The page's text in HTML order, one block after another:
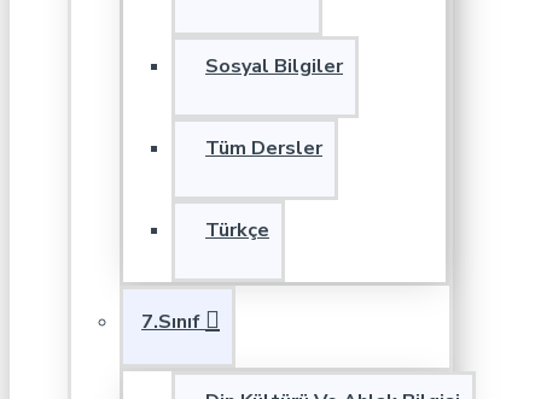
Sosyal Bilgiler
Tüm Dersler
Türkçe
7.Sınıf